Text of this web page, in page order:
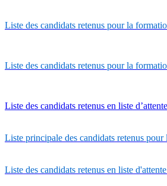
Liste des candidats retenus pour la
Liste des candidats retenus pour la
Liste des candidats retenus en liste
Liste principale des candidats retenus pour
Liste des candidats retenus en liste d'attente